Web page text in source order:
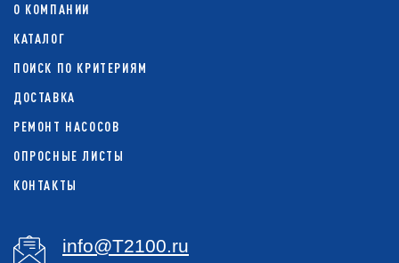
О КОМПАНИИ
КАТАЛОГ
ПОИСК ПО КРИТЕРИЯМ
ДОСТАВКА
РЕМОНТ НАСОСОВ
ОПРОСНЫЕ ЛИСТЫ
КОНТАКТЫ
info@T2100.ru